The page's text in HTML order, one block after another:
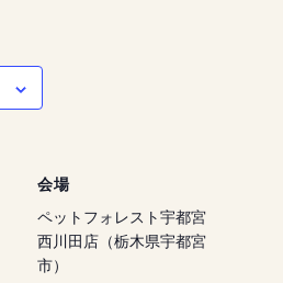
会場
ペットフォレスト宇都宮
西川田店（栃木県宇都宮
市）